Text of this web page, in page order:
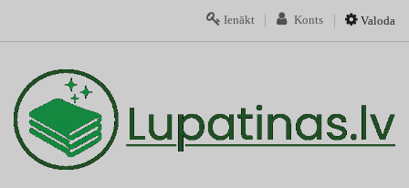
Valoda
Konts
Ienākt